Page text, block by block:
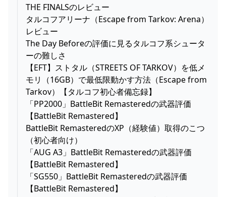
THE FINALSのレビュー
タルコフアリーナ（Escape from Tarkov: Arena）
レビュー
The Day Beforeの評価に見るタルコフ系シュータ
ーの難しさ
【EFT】ストタル（STREETS OF TARKOV）を低メ
モリ（16GB）で最低限動かす方法（Escape from
Tarkov）【タルコフ初心者備忘録】
「PP2000」BattleBit Remasteredの武器評価
【BattleBit Remastered】
BattleBit RemasteredのXP（経験値）取得のこつ
（初心者向け）
「AUG A3」BattleBit Remasteredの武器評価
【BattleBit Remastered】
「SG550」BattleBit Remasteredの武器評価
【BattleBit Remastered】